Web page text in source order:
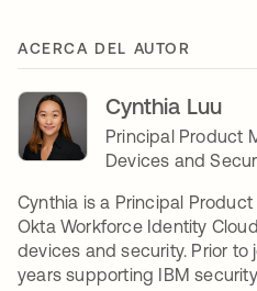
ACERCA DEL AUTOR
Cynthia Luu
Principal Product
Devices and
Cynthia is a Principal
Okta Workforce Identity
devices and security. Prior to
years supporting IBM